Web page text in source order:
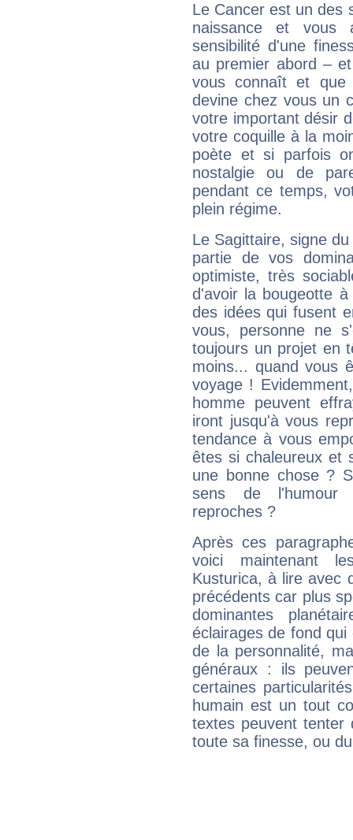
Le Cancer est un des
naissance et vous
sensibilité d'une
au premier abord –
vous connaît et
devine chez vous un
votre important désir
votre coquille à la
poète et si parfois
nostalgie ou de
pendant ce temps,
plein régime.
Le Sagittaire, signe
partie de vos
optimiste, très
d'avoir la bougeotte
des idées qui fusent
vous, personne ne
toujours un projet en
moins... quand vous
voyage !
homme peuvent
iront jusqu'à vous
tendance à vous
êtes si chaleureux et
une bonne chose ?
sens de l'humour
reproches ?
Après ces
voici maintenant
Kusturica, à lire avec
précédents car plus
dominantes
éclairages de fond
de la personnalité,
généraux : ils
certaines
humain est un tout
textes peuvent tenter
toute sa finesse, ou